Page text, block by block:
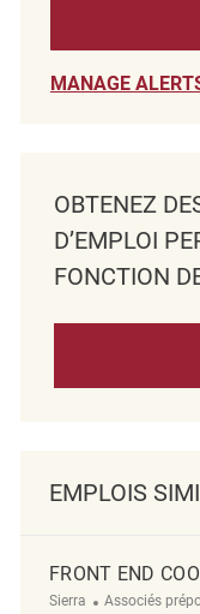
MANAGE
OBTENEZ
D’EMPLOI
FONCTION
EMPLOIS
FRONT END
Sierra Catégorie
Associés